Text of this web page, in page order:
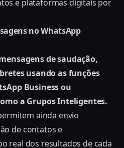
e plataformas digitais por
no WhatsApp
de saudação,
usando as funções
Business ou
a Grupos Inteligentes.
ainda envio
de contatos e
real dos resultados de cada